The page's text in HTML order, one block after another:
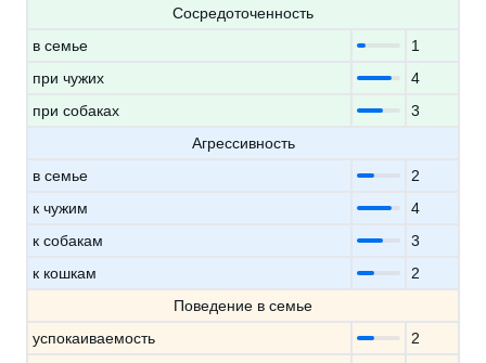
Сосредоточенность
в семье
1
при чужих
4
при собаках
3
Агрессивность
в семье
2
к чужим
4
к собакам
3
к кошкам
2
Поведение в семье
успокаиваемость
2